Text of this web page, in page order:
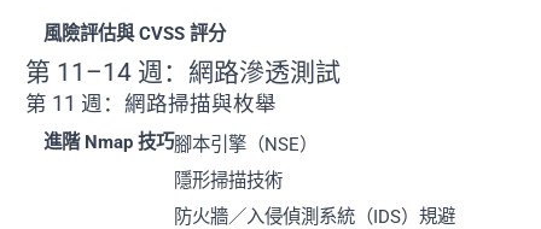
風險評估與 CVSS 評分
第 11–14 週：網路滲透測試
第 11 週：網路掃描與枚舉
進階 Nmap 技巧腳本引擎（NSE）
隱形掃描技術
防火牆／入侵偵測系統（IDS）規避